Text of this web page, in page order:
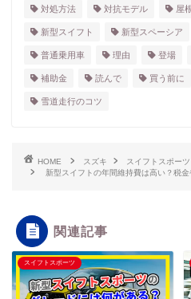
対処方法 対抗モデル 屋
新型スイフト 新型スペーシア
普通乗用車 理由 登場
補助金 読んで 買う前に
雪道走行のコツ
HOME スズキ
スイフトスポーツ
新型スイフトの年間維持費は高い？税
関連記事
スイフトスポーツ